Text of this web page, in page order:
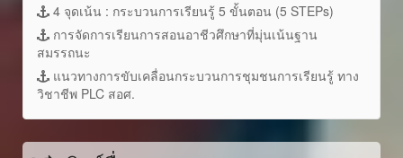
4 จุดเน้น : กระบวนการเรียนรู้ 5 ขั้นตอน (5 STEPs)
การจัดการเรียนการสอนอาชีวศึกษาที่มุ่นเน้นฐาน
สมรรถนะ
แนวทางการขับเคลื่อนกระบวนการชุมชนการเรียนรู้ ทาง
วิชาชีพ PLC สอศ.